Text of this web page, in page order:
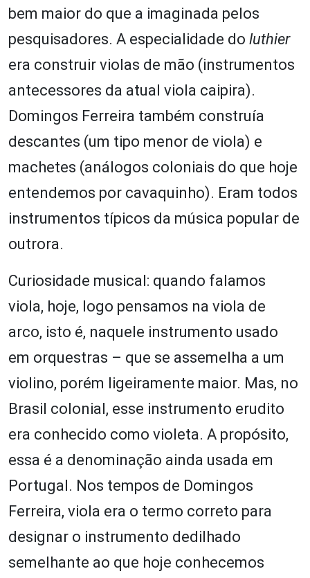
bem maior do que a imaginada pelos
pesquisadores. A especialidade do luthier
era construir violas de mão (instrumentos
antecessores da atual viola caipira).
Domingos Ferreira também construía
descantes (um tipo menor de viola) e
machetes (análogos coloniais do que hoje
entendemos por cavaquinho). Eram todos
instrumentos típicos da música popular de
outrora.
Curiosidade musical: quando falamos
viola, hoje, logo pensamos na viola de
arco, isto é, naquele instrumento usado
em orquestras – que se assemelha a um
violino, porém ligeiramente maior. Mas, no
Brasil colonial, esse instrumento erudito
era conhecido como violeta. A propósito,
essa é a denominação ainda usada em
Portugal. Nos tempos de Domingos
Ferreira, viola era o termo correto para
designar o instrumento dedilhado
semelhante ao que hoje conhecemos